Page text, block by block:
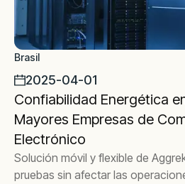
Brasil
2025-04-01
Confiabilidad Energética
Mayores Empresas de
Electrónico
Solución móvil y flexible de
pruebas sin afectar las